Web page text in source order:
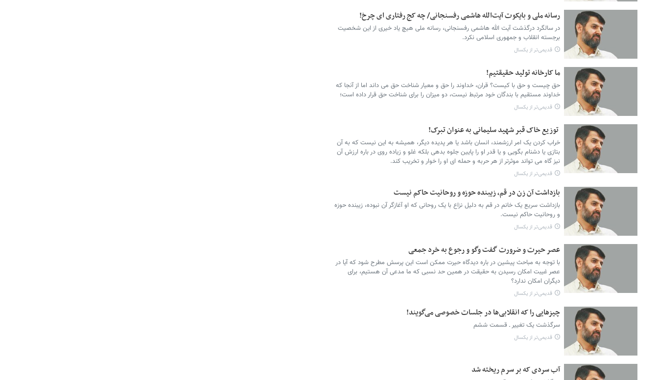
رسانه ملی و بایکوت آیت‌الله هاشمی رفسنجانی/ چه کج رفتاری ای چرخ!
در سالگرد درگذشت آیت الله هاشمی رفسنجانی، رسانه ملی هیچ یاد خیری از این شخصیت
برجسته انقلاب و جمهوری اسلامی نکرد.
قدیمی‌تر از یکسال
ما کارخانه تولید حقیقتیم!
حق چیست و حق با کیست؟ قران، خداوند را حق و معیار شناخت حق می داند اما از آنجا که
خداوند مستقیم با بندگان خود مرتبط نیست، دو میزان را برای شناخت حق قرار داده است؛
قدیمی‌تر از یکسال
توزیع خاک قبر شهید سلیمانی به عنوان تبرک!
خراب کردن یک امر ارزشمند، انسان باشد یا هر پدیده دیگر، همیشه به این نیست که به آن
بتازی یا دشنام بگویی و یا قدر او را پایین جلوه بدهی بلکه غلو و زیاده روی در باره ارزش آن
نیز گاه می تواند موثرتر از هر حربه و حمله ای او را خوار و تخریب کند.
قدیمی‌تر از یکسال
بازداشت آن زن در قم، زیبنده حوزه و روحانیت حاکم نیست
بازداشت سریع یک خانم در قم به دلیل نزاع با یک روحانی که او آغازگر آن نبوده، زیبنده حوزه
و روحانیت حاکم نیست.‌
قدیمی‌تر از یکسال
عصر حیرت و ضرورت گفت وگو و رجوع به خرد جمعی
با توجه به مباحث پیشین در باره دیدگاه حیرت ممکن است این پرسش مطرح شود که آیا در
عصر غیبت امکان رسیدن به حقیقت در همین حد نسبی که ما مدعی آن هستیم، برای
دیگران امکان ندارد؟
قدیمی‌تر از یکسال
چیزهایی را که انقلابی‌ها در جلسات خصوصی می‌گویند!
سرگذشت یک تغییر ـ قسمت ششم
قدیمی‌تر از یکسال
آب سردی که بر سرم ریخته شد